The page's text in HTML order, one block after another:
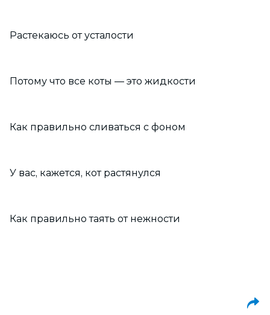
Растекаюсь от усталости
Потому что все коты — это жидкости
Как правильно сливаться с фоном
У вас, кажется, кот растянулся
Как правильно таять от нежности